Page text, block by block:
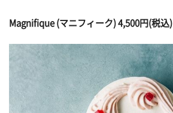
Magnifique (マニフィーク) 4,500円(税込)